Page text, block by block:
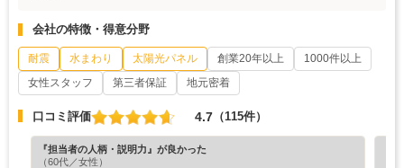
会社の特徴・得意分野
耐震 水まわり 太陽光パネル 創業20年以上
1000件以上
女性スタッフ
第三者保証 地元密着
口コミ評価 4.7 （115件）
『担当者の人柄・説明力』が良かった
（60代／女性）